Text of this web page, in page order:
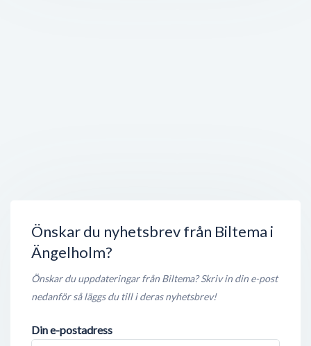
Önskar du nyhetsbrev från Biltema i
Ängelholm?
Önskar du uppdateringar från Biltema? Skriv in din e-post
nedanför så läggs du till i deras nyhetsbrev!
Din e-postadress